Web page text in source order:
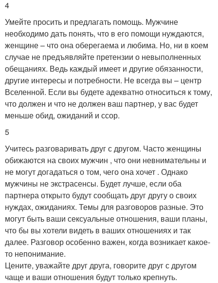
4
Умейте просить и предлагать помощь. Мужчине
необходимо дать понять, что в его помощи нуждаются,
женщине – что она оберегаема и любима. Но, ни в коем
случае не предъявляйте претензии о невыполненных
обещаниях. Ведь каждый имеет и другие обязанности,
другие интересы и потребности. Не всегда вы – центр
Вселенной. Если вы будете адекватно относиться к тому,
что должен и что не должен ваш партнер, у вас будет
меньше обид, ожиданий и ссор.
5
Учитесь разговаривать друг с другом. Часто женщины
обижаются на своих мужчин , что они невнимательны и
не могут догадаться о том, чего она хочет . Однако
мужчины не экстрасенсы. Будет лучше, если оба
партнера открыто будут сообщать друг другу о своих
нуждах, ожиданиях. Темы для разговоров разные. Это
могут быть ваши сексуальные отношения, ваши планы,
что бы вы хотели видеть в ваших отношениях и так
далее. Разговор особенно важен, когда возникает какое-
то непонимание.
Цените, уважайте друг друга, говорите друг с другом
чаще и ваши отношения будут только крепнуть.